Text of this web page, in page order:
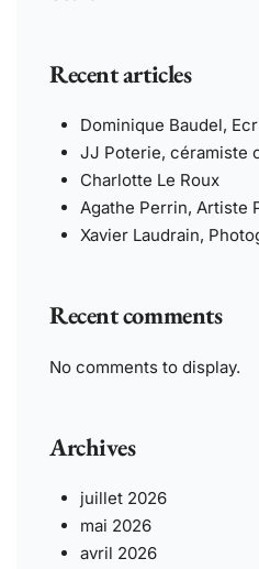
Recent articles
Dominique Baudel,
JJ Poterie, céramiste
Charlotte Le Roux
Agathe Perrin, Artiste
Xavier Laudrain,
Recent comments
No comments to display.
Archives
juillet 2026
mai 2026
avril 2026